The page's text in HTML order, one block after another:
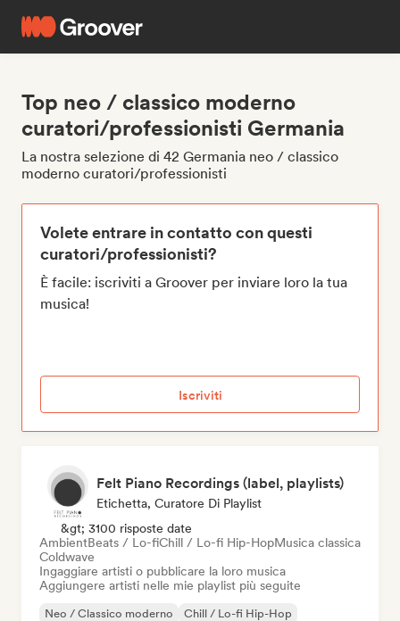
Top neo / classico moderno
curatori/professionisti Germania
La nostra selezione di 42 Germania neo / classico
moderno curatori/professionisti
Volete entrare in contatto con questi
curatori/professionisti?
È facile: iscriviti a Groover per inviare loro la tua
musica!
Iscriviti
Felt Piano Recordings (label, playlists)
Etichetta, Curatore Di Playlist
&gt; 3100 risposte date
AmbientBeats / Lo-fiChill / Lo-fi Hip-HopMusica classica
Coldwave
Ingaggiare artisti o pubblicare la loro musica
Aggiungere artisti nelle mie playlist più seguite
Neo / Classico moderno
Chill / Lo-fi Hip-Hop